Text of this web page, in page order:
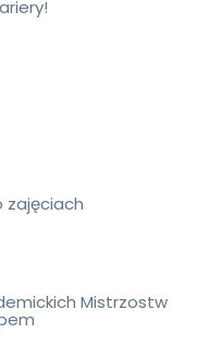
zajęciach
Mistrzostw